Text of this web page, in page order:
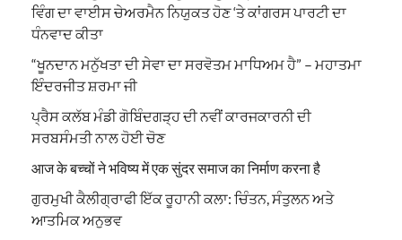
ਵਿੰਗ ਦਾ ਵਾਈਸ ਚੇਅਰਮੈਨ ਨਿਯੁਕਤ ਹੋਣ ‘ਤੇ ਕਾਂਗਰਸ ਪਾਰਟੀ ਦਾ
ਧੰਨਵਾਦ ਕੀਤਾ
“ਖੂਨਦਾਨ ਮਨੁੱਖਤਾ ਦੀ ਸੇਵਾ ਦਾ ਸਰਵੋਤਮ ਮਾਧਿਅਮ ਹੈ” – ਮਹਾਤਮਾ
ਇੰਦਰਜੀਤ ਸ਼ਰਮਾ ਜੀ
ਪ੍ਰੈਸ ਕਲੱਬ ਮੰਡੀ ਗੋਬਿੰਦਗੜ੍ਹ ਦੀ ਨਵੀਂ ਕਾਰਜਕਾਰਨੀ ਦੀ
ਸਰਬਸੰਮਤੀ ਨਾਲ ਹੋਈ ਚੋਣ
आज के बच्चों ने भविष्य में एक सुंदर समाज का निर्माण करना है
ਗੁਰਮੁਖੀ ਕੈਲੀਗ੍ਰਾਫੀ ਇੱਕ ਰੂਹਾਨੀ ਕਲਾ: ਚਿੰਤਨ, ਸੰਤੁਲਨ ਅਤੇ
ਆਤਮਿਕ ਅਨੁਭਵ